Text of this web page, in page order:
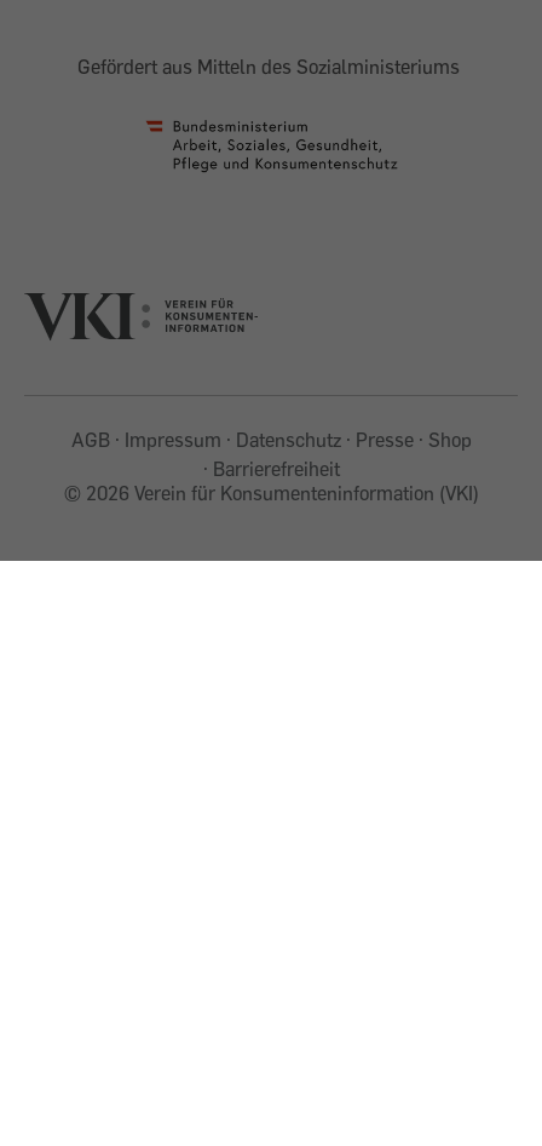
Gefördert aus Mitteln des Sozialministeriums
AGB Impressum Datenschutz Presse
Shop
Barrierefreiheit
© 2026 Verein für Konsumenteninformation (VKI)